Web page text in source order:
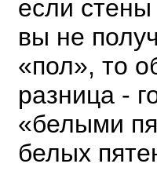
если
вы не
«пол», то
разница -
«белыми
белых